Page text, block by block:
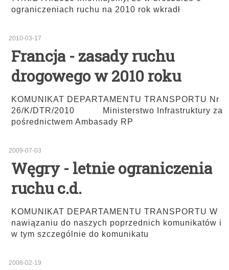
ograniczeniach ruchu na 2010 rok wkradł
2010-03-17
Francja - zasady ruchu
drogowego w 2010 roku
KOMUNIKAT DEPARTAMENTU TRANSPORTU Nr
26/K/DTR/2010 Ministerstwo Infrastruktury za
pośrednictwem Ambasady RP
2009-07-03
Węgry - letnie ograniczenia
ruchu c.d.
KOMUNIKAT DEPARTAMENTU TRANSPORTU W
nawiązaniu do naszych poprzednich komunikatów i
w tym szczególnie do komunikatu
2008-02-19